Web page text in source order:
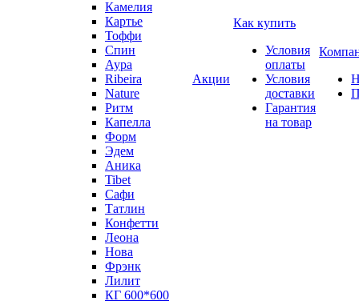
Камелия
Картье
Тоффи
Спин
Аура
Ribeira
Nature
Ритм
Капелла
Форм
Эдем
Аника
Tibet
Сафи
Татлин
Конфетти
Леона
Нова
Фрэнк
Лилит
КГ 600*600
Акции
Как купить
Условия
оплаты
Условия
доставки
Гарантия
на товар